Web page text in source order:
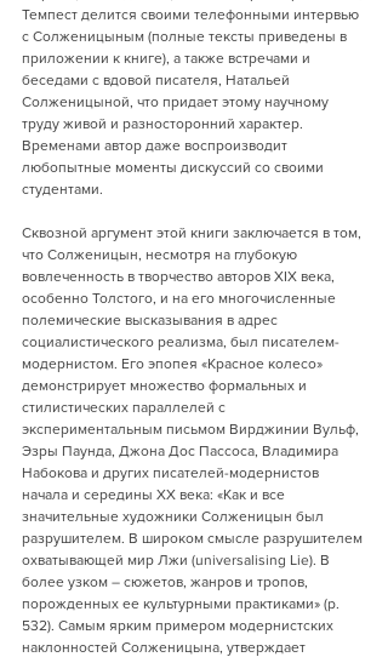
Темпест делится своими телефонными интервью
с Солженицыным (полные тексты приведены в
приложении к книге), а также встречами и
беседами с вдовой писателя, Натальей
Солженицыной, что придает этому научному
труду живой и разносторонний характер.
Временами автор даже воспроизводит
любопытные моменты дискуссий со своими
студентами.
Сквозной аргумент этой книги заключается в том,
что Солженицын, несмотря на глубокую
вовлеченность в творчество авторов XIX века,
особенно Толстого, и на его многочисленные
полемические высказывания в адрес
социалистического реализма, был писателем-
модернистом. Его эпопея «Красное колесо»
демонстрирует множество формальных и
стилистических параллелей с
экспериментальным письмом Вирджинии Вульф,
Эзры Паунда, Джона Дос Пассоса, Владимира
Набокова и других писателей-модернистов
начала и середины XX века: «Как и все
значительные художники Солженицын был
разрушителем. В широком смысле разрушителем
охватывающей мир Лжи (universalising Lie). В
более узком – сюжетов, жанров и тропов,
порожденных ее культурными практиками» (p.
532). Самым ярким примером модернистских
наклонностей Солженицына, утверждает